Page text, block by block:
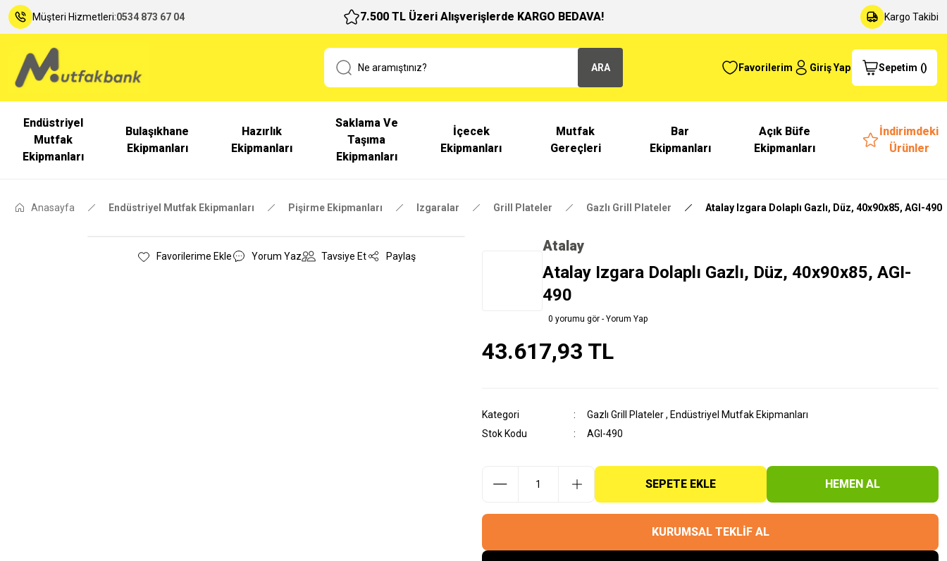
Müşteri Hizmetleri:0534 873 67 04 7.500 TL Üzeri Alışverişlerde KARGO BEDAVA! Kargo Takibi
ARA Favorilerim Giriş Yap Sepetim ()
Endüstriyel
Mutfak
Ekipmanları
Bulaşıkhane
Ekipmanları
Hazırlık
Ekipmanları
Saklama Ve
Taşıma
Ekipmanları
İçecek
Ekipmanları
Mutfak
Gereçleri
Bar
Ekipmanları
Açık Büfe
Ekipmanları
İndirimdeki
Ürünler
Anasayfa Endüstriyel Mutfak Ekipmanları Pişirme Ekipmanları Izgaralar Grill Plateler Gazlı Grill Plateler Atalay Izgara Dolaplı Gazlı, Düz, 40x90x85, AGI-490
Yorum Yaz Tavsiye Et Paylaş
Atalay
Atalay Izgara Dolaplı Gazlı, Düz, 40x90x85, AGI-
490
0 yorumu gör - Yorum Yap
43.617,93 TL
Kategori Gazlı Grill Plateler , Endüstriyel Mutfak Ekipmanları
Stok Kodu
AGI-490
SEPETE EKLE HEMEN AL
KURUMSAL TEKLİF AL